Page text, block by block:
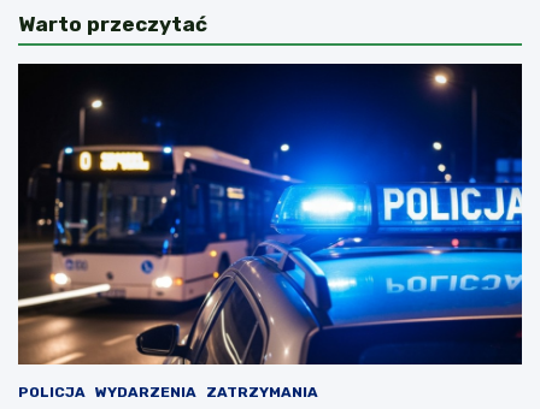
Warto przeczytać
POLICJA WYDARZENIA ZATRZYMANIA